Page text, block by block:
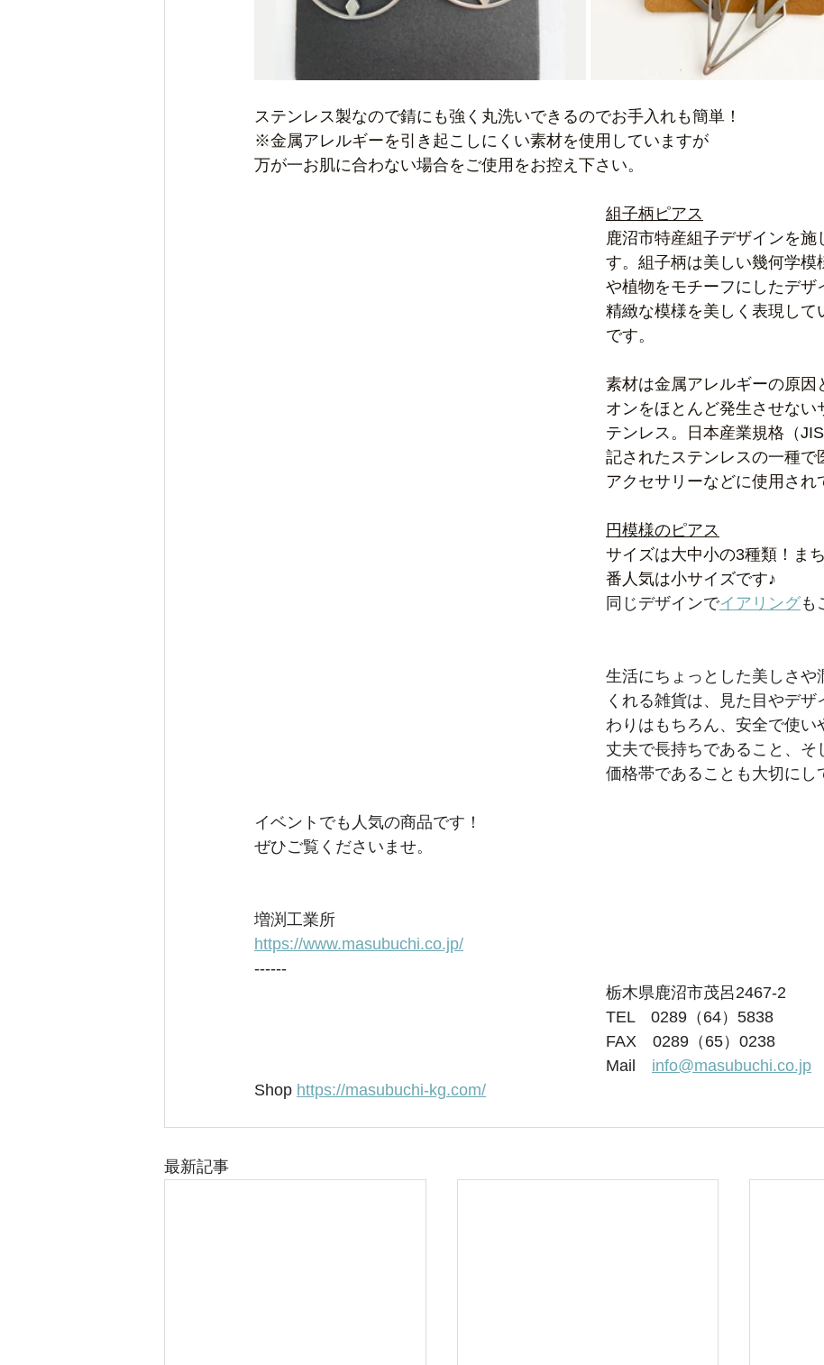
ステンレス製なので錆にも強く丸洗いできるのでお手入れも簡単！
※金属アレルギーを引き起こしにくい素材を使用していますが
万が一お肌に合わない場合をご使用をお控え下さい。
組子柄ピアス
鹿沼市特産組子デザインを施
す。組子柄は美しい幾何学模
や植物をモチーフにしたデザ
精緻な模様を美しく表現して
です。
素材は金属アレルギーの原因
オンをほとんど発生させない﻿
テンレス。日本産業規格（
記されたステンレスの一種で
アクセサリーなどに使用され
円模様のピアス
サイズは大中小の3種類！ま
番人気は小サイズです♪
同じデザインでイアリングも
生活にちょっとした美しさや
くれる雑貨は、見た目やデザ
わりはもちろん、安全で使い
丈夫で長持ちであること、そ
価格帯であることも大切にし
イベントでも人気の商品です！
ぜひご覧くださいませ。
増渕工業所
https://www.masubuchi.co.jp/
------
栃木県鹿沼市茂呂2467-2
TEL　0289（64）5838
FAX　0289（65）0238
Mail info@masubuchi.co.jp
Shop https://masubuchi-kg.com/
最新記事